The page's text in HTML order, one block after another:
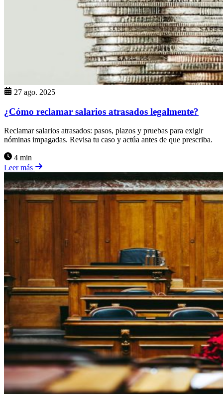
27 ago. 2025
¿Cómo reclamar salarios atrasados legalmente?
Reclamar salarios atrasados: pasos, plazos y pruebas para exigir
nóminas impagadas. Revisa tu caso y actúa antes de que prescriba.
4 min
Leer más